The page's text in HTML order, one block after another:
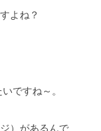
よね？
ですね～。
）があるんで